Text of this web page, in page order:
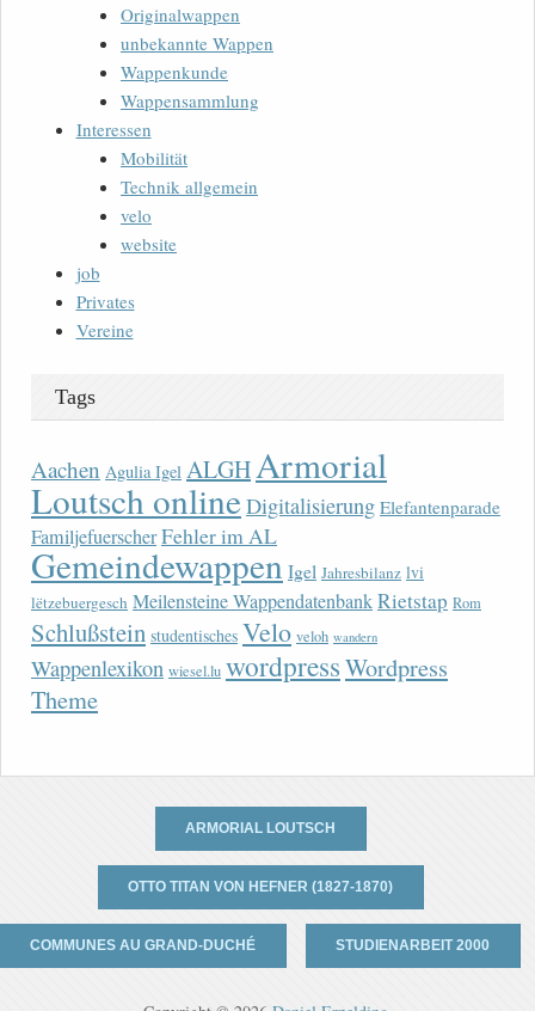
Originalwappen
unbekannte Wappen
Wappenkunde
Wappensammlung
Interessen
Mobilität
Technik allgemein
velo
website
job
Privates
Vereine
Tags
Aachen Agulia Igel ALGHArmorial
Loutsch onlineDigitalisierung Elefantenparade
FamiljefuerscherFehler im AL
Gemeindewappen Igel Jahresbilanz lvi
lëtzebuergesch Meilensteine WappendatenbankRietstap Rom
Schlußstein studentisches Velo veloh wandern
Wappenlexikon wiesel.lu wordpressWordpress
Theme
ARMORIAL LOUTSCH
OTTO TITAN VON HEFNER (1827-1870)
COMMUNES AU GRAND-DUCHÉ STUDIENARBEIT 2000